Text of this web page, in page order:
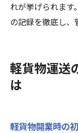
れが挙げられます
の記録を徹底し、
軽貨物運送
は
軽貨物開業時の